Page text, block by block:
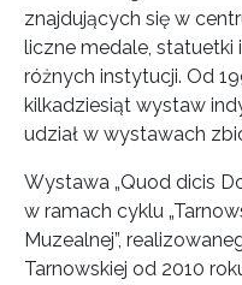
znajdujących się w
liczne medale,
różnych instytucji. Od
kilkadziesiąt wystaw
udział w wystawach
Wystawa „Quod dicis
w ramach cyklu
Muzealnej”,
Tarnowskiej od 2010